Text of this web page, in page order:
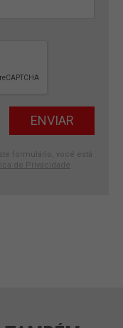
formulário, você está
de Privacidade